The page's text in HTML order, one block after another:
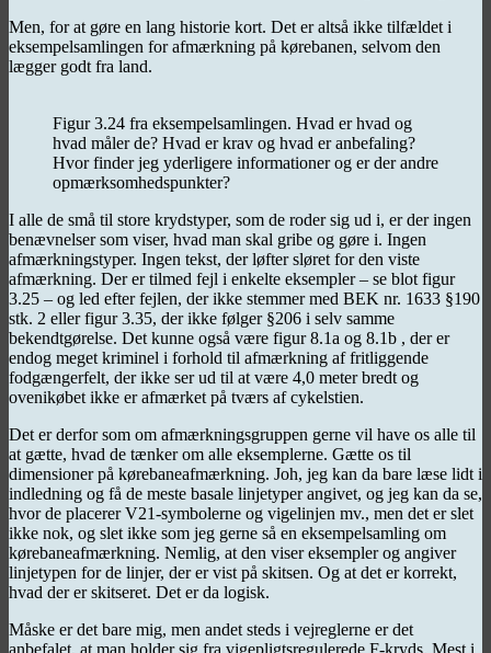
Men, for at gøre en lang historie kort. Det er altså ikke tilfældet i
eksempelsamlingen for afmærkning på kørebanen, selvom den
lægger godt fra land.
Figur 3.24 fra eksempelsamlingen. Hvad er hvad og
hvad måler de? Hvad er krav og hvad er anbefaling?
Hvor finder jeg yderligere informationer og er der andre
opmærksomhedspunkter?
I alle de små til store krydstyper, som de roder sig ud i, er der ingen
benævnelser som viser, hvad man skal gribe og gøre i. Ingen
afmærkningstyper. Ingen tekst, der løfter sløret for den viste
afmærkning. Der er tilmed fejl i enkelte eksempler – se blot figur
3.25 – og led efter fejlen, der ikke stemmer med BEK nr. 1633 §190
stk. 2 eller figur 3.35, der ikke følger §206 i selv samme
bekendtgørelse. Det kunne også være figur 8.1a og 8.1b , der er
endog meget kriminel i forhold til afmærkning af fritliggende
fodgængerfelt, der ikke ser ud til at være 4,0 meter bredt og
ovenikøbet ikke er afmærket på tværs af cykelstien.
Det er derfor som om afmærkningsgruppen gerne vil have os alle til
at gætte, hvad de tænker om alle eksemplerne. Gætte os til
dimensioner på kørebaneafmærkning. Joh, jeg kan da bare læse lidt i
indledning og få de meste basale linjetyper angivet, og jeg kan da se,
hvor de placerer V21-symbolerne og vigelinjen mv., men det er slet
ikke nok, og slet ikke som jeg gerne så en eksempelsamling om
kørebaneafmærkning. Nemlig, at den viser eksempler og angiver
linjetypen for de linjer, der er vist på skitsen. Og at det er korrekt,
hvad der er skitseret. Det er da logisk.
Måske er det bare mig, men andet steds i vejreglerne er det
anbefalet, at man holder sig fra vigepligtsregulerede F-kryds. Mest i